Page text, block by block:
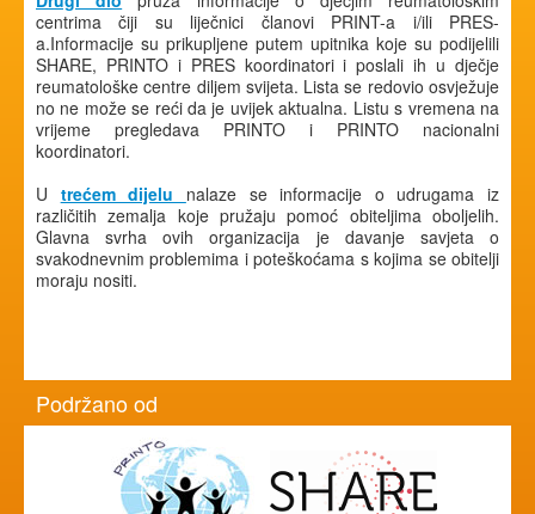
centrima čiji su liječnici članovi PRINT-a i/ili PRES-
a.Informacije su prikupljene putem upitnika koje su podijelili
SHARE, PRINTO i PRES koordinatori i poslali ih u dječje
reumatološke centre diljem svijeta. Lista se redovio osvježuje
no ne može se reći da je uvijek aktualna. Listu s vremena na
vrijeme pregledava PRINTO i PRINTO nacionalni
koordinatori.
U trećem dijelu nalaze se informacije o udrugama iz
različitih zemalja koje pružaju pomoć obiteljima oboljelih.
Glavna svrha ovih organizacija je davanje savjeta o
svakodnevnim problemima i poteškoćama s kojima se obitelji
moraju nositi.
Podržano od